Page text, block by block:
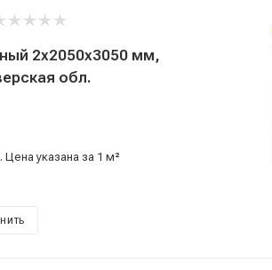
2x2050x3050 мм,
обл.
указана за 1 м²